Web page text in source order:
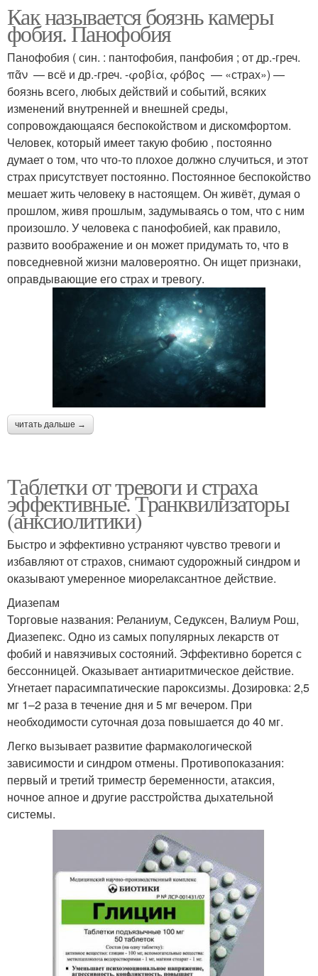
Как называется боязнь камеры
фобия. Панофобия
Панофобия ( син. : пантофобия, панфобия ; от др.-греч.
πᾶν — всё и др.-греч. -φοβία, φόβος — «страх») —
боязнь всего, любых действий и событий, всяких
изменений внутренней и внешней среды,
сопровождающаяся беспокойством и дискомфортом.
Человек, который имеет такую фобию , постоянно
думает о том, что что-то плохое должно случиться, и этот
страх присутствует постоянно. Постоянное беспокойство
мешает жить человеку в настоящем. Он живёт, думая о
прошлом, живя прошлым, задумываясь о том, что с ним
произошло. У человека с панофобией, как правило,
развито воображение и он может придумать то, что в
повседневной жизни маловероятно. Он ищет признаки,
оправдывающие его страх и тревогу.
читать дальше →
Таблетки от тревоги и страха
эффективные. Транквилизаторы
(анксиолитики)
Быстро и эффективно устраняют чувство тревоги и
избавляют от страхов, снимают судорожный синдром и
оказывают умеренное миорелаксантное действие.
Диазепам
Торговые названия: Реланиум, Седуксен, Валиум Рош,
Диазепекс. Одно из самых популярных лекарств от
фобий и навязчивых состояний. Эффективно борется с
бессонницей. Оказывает антиаритмическое действие.
Угнетает парасимпатические пароксизмы. Дозировка: 2,5
мг 1–2 раза в течение дня и 5 мг вечером. При
необходимости суточная доза повышается до 40 мг.
Легко вызывает развитие фармакологической
зависимости и синдром отмены. Противопоказания:
первый и третий триместр беременности, атаксия,
ночное апное и другие расстройства дыхательной
системы.